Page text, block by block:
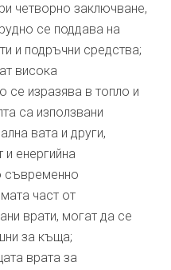
четворно заключване,
се поддава на
и подръчни средства;
висока
се изразява в топло и
са използвани
вата и други,
енергийна
съвременно
част от
врати, могат да се
за къща;
врата за